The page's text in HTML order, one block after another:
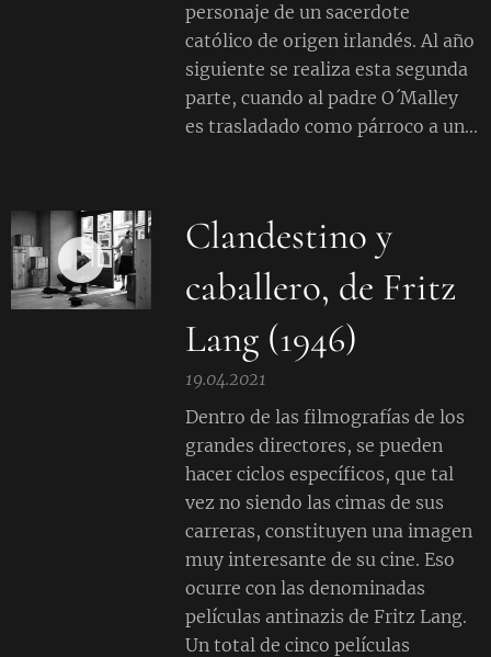
personaje de un sacerdote
católico de origen irlandés. Al año
siguiente se realiza esta segunda
parte, cuando al padre O´Malley
es trasladado como párroco a un...
Clandestino y
caballero, de Fritz
Lang (1946)
19.04.2021
Dentro de las filmografías de los
grandes directores, se pueden
hacer ciclos específicos, que tal
vez no siendo las cimas de sus
carreras, constituyen una imagen
muy interesante de su cine. Eso
ocurre con las denominadas
películas antinazis de Fritz Lang.
Un total de cinco películas